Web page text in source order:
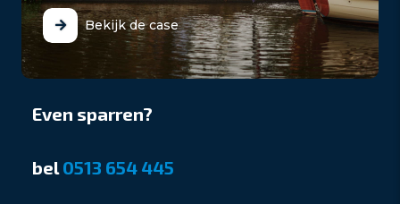
Bekijk de case
Even sparren?
bel0513 654 445